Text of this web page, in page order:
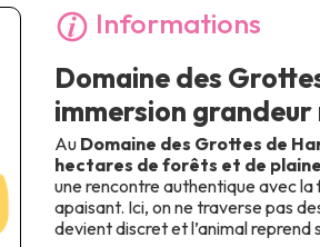
Informations
Domaine des
immersion
Au Domaine des Grottes de
hectares de forêts et de
une rencontre authentique avec
apaisant. Ici, on ne traverse pas
devient discret et l’animal reprend